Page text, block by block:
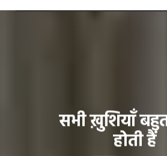
सभी ख़ुशियाँ
होती हैं